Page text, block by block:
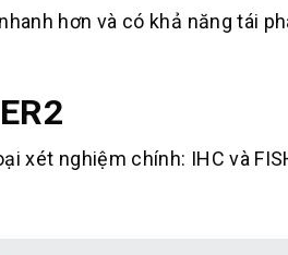
hơn và có khả năng tái
xét nghiệm chính: IHC và